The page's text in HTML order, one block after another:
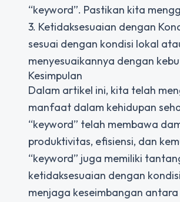
“keyword”. Pastikan kita
3. Ketidaksesuaian dengan
sesuai dengan kondisi lokal
menyesuaikannya dengan
Kesimpulan
Dalam artikel ini, kita telah
manfaat dalam kehidupan
“keyword” telah membawa
produktivitas, efisiensi, dan
“keyword” juga memiliki
ketidaksesuaian dengan
menjaga keseimbangan